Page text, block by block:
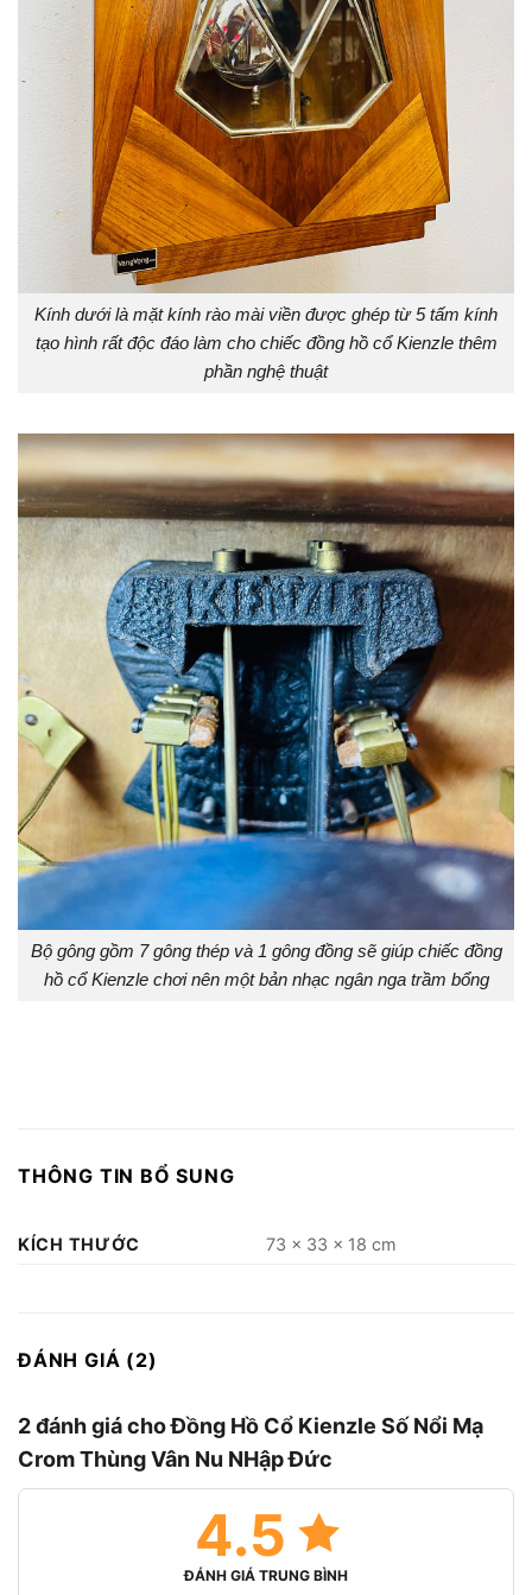
Kính dưới là mặt kính rào mài viền được ghép từ 5 tấm kính
tạo hình rất độc đáo làm cho chiếc đồng hồ cổ Kienzle thêm
phần nghệ thuật
Bộ gông gồm 7 gông thép và 1 gông đồng sẽ giúp chiếc đồng
hồ cổ Kienzle chơi nên một bản nhạc ngân nga trầm bổng
THÔNG TIN BỔ SUNG
KÍCH THƯỚC 73 × 33 × 18 cm
ĐÁNH GIÁ (2)
2 đánh giá choĐồng Hồ Cổ Kienzle Số Nổi Mạ
Crom Thùng Vân Nu NHập Đức
4.5
ĐÁNH GIÁ TRUNG BÌNH